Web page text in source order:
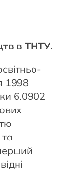
в ТНТУ.
1998
6.0902